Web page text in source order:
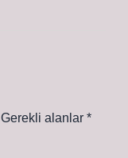
Gerekli alanlar *